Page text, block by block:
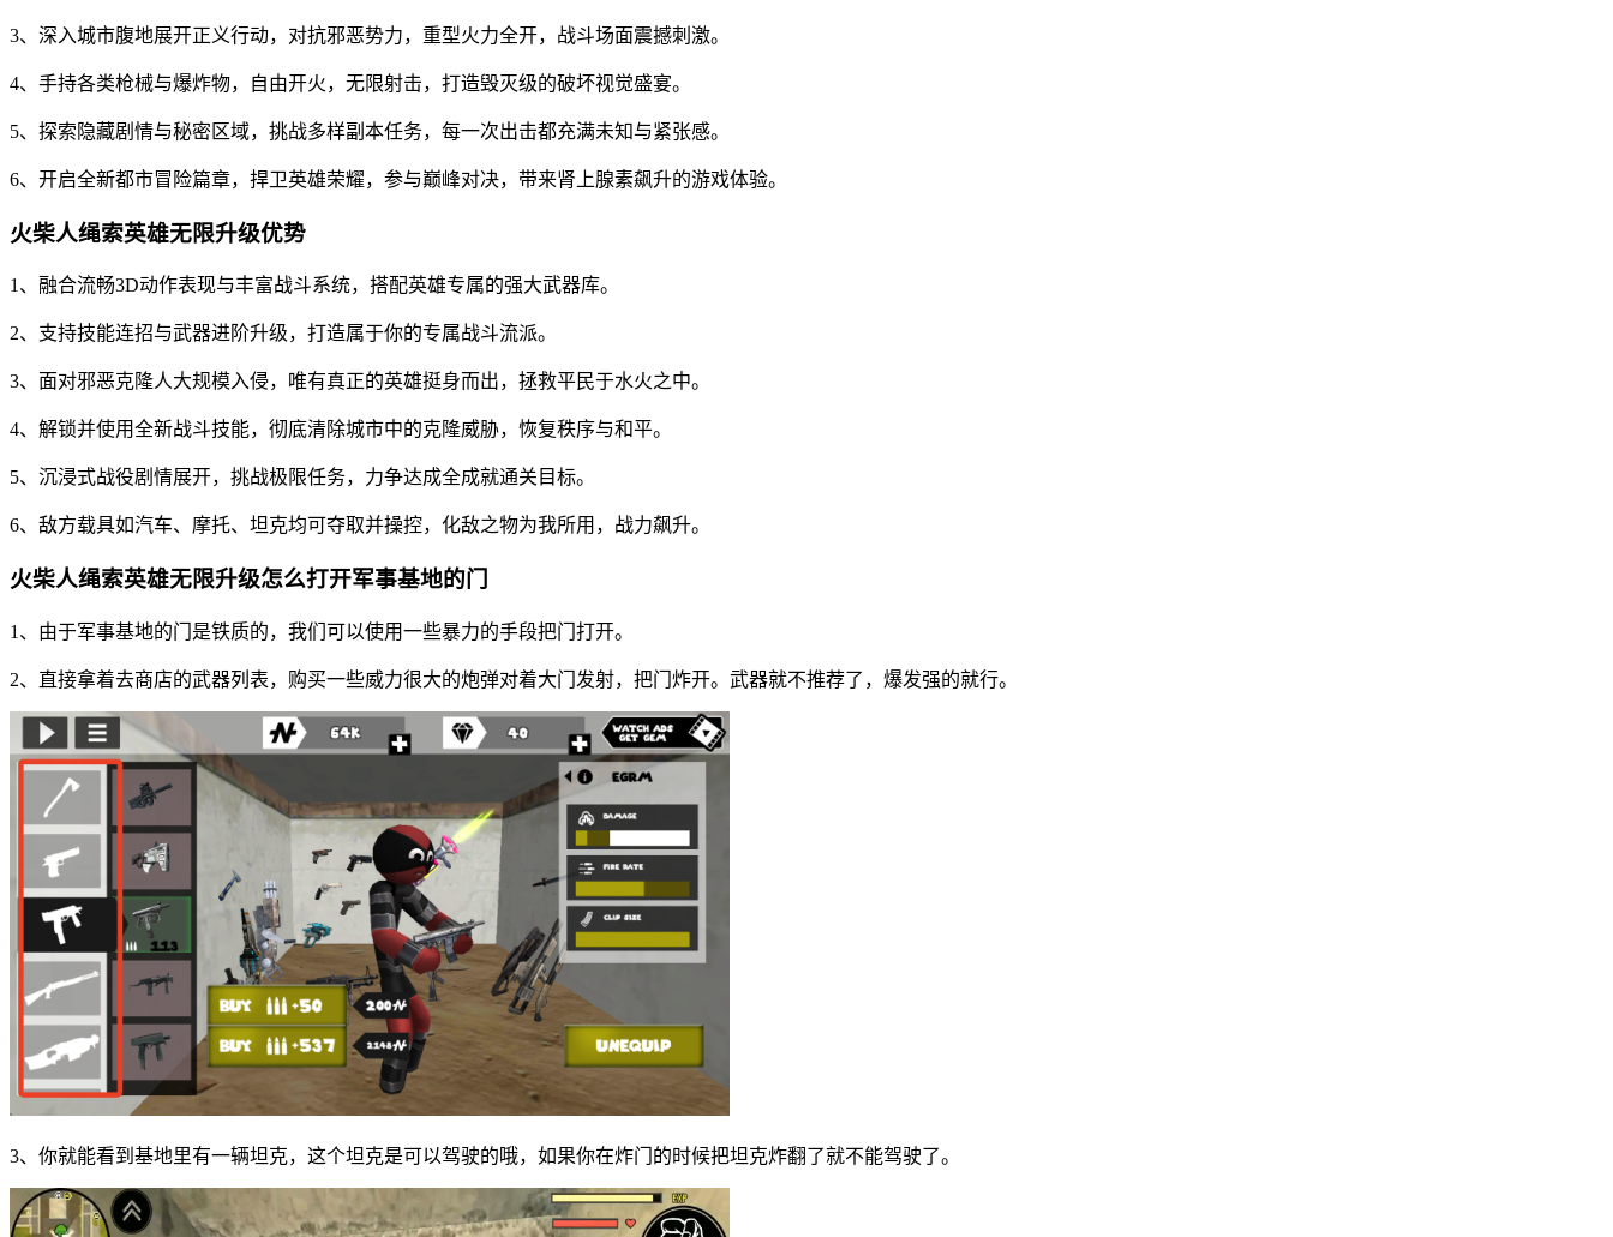
3、深入城市腹地展开正义行动，对抗邪恶势力，重型火力全开，战斗场面震撼刺激。
4、手持各类枪械与爆炸物，自由开火，无限射击，打造毁灭级的破坏视觉盛宴。
5、探索隐藏剧情与秘密区域，挑战多样副本任务，每一次出击都充满未知与紧张感。
6、开启全新都市冒险篇章，捍卫英雄荣耀，参与巅峰对决，带来肾上腺素飙升的游戏体验。
火柴人绳索英雄无限升级优势
1、融合流畅3D动作表现与丰富战斗系统，搭配英雄专属的强大武器库。
2、支持技能连招与武器进阶升级，打造属于你的专属战斗流派。
3、面对邪恶克隆人大规模入侵，唯有真正的英雄挺身而出，拯救平民于水火之中。
4、解锁并使用全新战斗技能，彻底清除城市中的克隆威胁，恢复秩序与和平。
5、沉浸式战役剧情展开，挑战极限任务，力争达成全成就通关目标。
6、敌方载具如汽车、摩托、坦克均可夺取并操控，化敌之物为我所用，战力飙升。
火柴人绳索英雄无限升级怎么打开军事基地的门
1、由于军事基地的门是铁质的，我们可以使用一些暴力的手段把门打开。
2、直接拿着去商店的武器列表，购买一些威力很大的炮弹对着大门发射，把门炸开。武器就不推荐了，爆发强的就行。
3、你就能看到基地里有一辆坦克，这个坦克是可以驾驶的哦，如果你在炸门的时候把坦克炸翻了就不能驾驶了。